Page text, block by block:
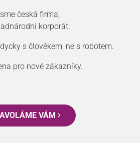
česká firma,
korporát.
s člověkem, ne s robotem.
pro nové zákazníky.
VÁM